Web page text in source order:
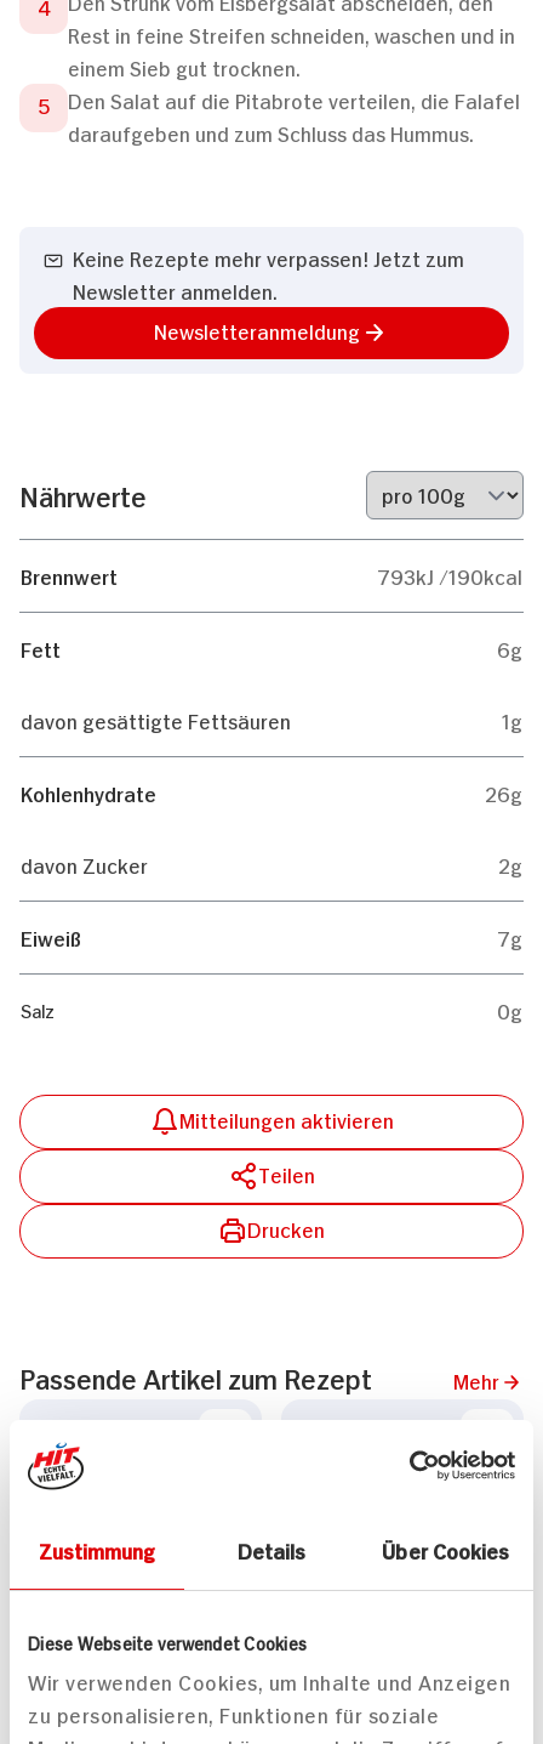
Zustimmung Details Über Cookies
Diese Webseite verwendet Cookies
Wir verwenden Cookies, um Inhalte und Anzeigen
zu personalisieren, Funktionen für soziale
Rest in feine Streifen schneiden, waschen und in
einem Sieb gut trocknen.
Den Salat auf die Pitabrote verteilen, die Falafel
daraufgeben und zum Schluss das Hummus.
Keine Rezepte mehr verpassen! Jetzt zum
Newsletter anmelden.
Newsletteranmeldung
Nährwerte
Brennwert 793kJ /190kcal
Fett 6g
davon gesättigte Fettsäuren 1g
Kohlenhydrate 26g
davon Zucker 2g
Eiweiß 7g
Salz 0g
Mitteilungen aktivieren
Teilen
Drucken
Passende Artikel zum Rezept Mehr
2.49
AKTUELLEN
TAGES-
PREIS